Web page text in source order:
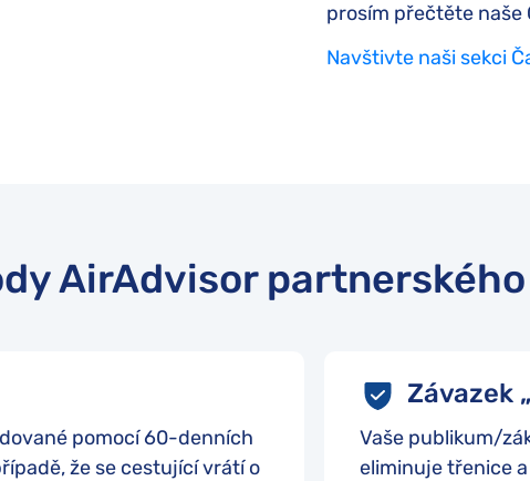
prosím přečtěte naše
Navštivte naši sekci
AirAdvisor
pomocí 60-denních
že se cestující vrátí o
Závazek
Vaše publikum/
eliminuje třenice